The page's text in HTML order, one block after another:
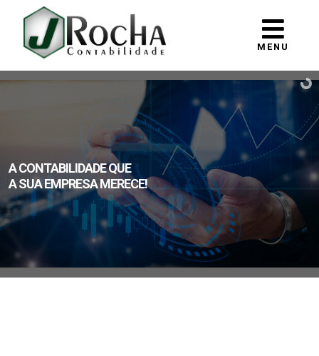
MENU
A CONTABILIDADE QUE
A SUA EMPRESA MERECE!